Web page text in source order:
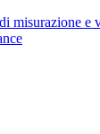
misurazione e